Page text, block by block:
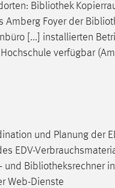
Bibliothek
Amberg Foyer der
[...] installierten
verfügbar
und Planung der
EDV-
und Bibliotheksrechnerin
Web-Dienste